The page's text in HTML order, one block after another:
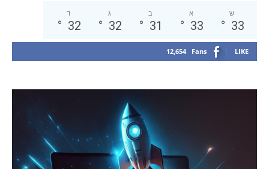
ש
33
°
א
33
°
ב
31
°
ג
32
°
ד
32
°
12,654 Fans LIKE